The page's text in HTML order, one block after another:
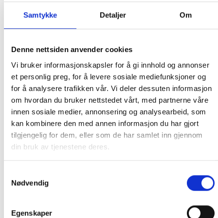
Samtykke Detaljer Om
Denne nettsiden anvender cookies
Vi bruker informasjonskapsler for å gi innhold og annonser
et personlig preg, for å levere sosiale mediefunksjoner og
for å analysere trafikken vår. Vi deler dessuten informasjon
om hvordan du bruker nettstedet vårt, med partnerne våre
innen sosiale medier, annonsering og analysearbeid, som
kan kombinere den med annen informasjon du har gjort
tilgjengelig for dem, eller som de har samlet inn gjennom
din bruk av tjenestene deres.
Nødvendig
Egenskaper
FRAKT PÅ ORDRE 0-1499 kroner:
handlekurven/checkout. Prisen avhenger av vekt eller volumvekt
Produkter som kan knuses eller skades via. transport sendes ikke.
Kjølevarer sendes heller ikke.
pakken enten for tung, eller varen har fått frakten fjernet pga.